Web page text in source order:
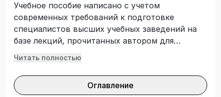
Учебное пособие написано с учетом
современных требований к подготовке
специалистов высших учебных заведений на
базе лекций, прочитанных автором для
студентов Северо-Кавказского социального
теоретические сведения и примеры,
поясняющие их. Наряду со словесно-
Читать полностью
Оглавление